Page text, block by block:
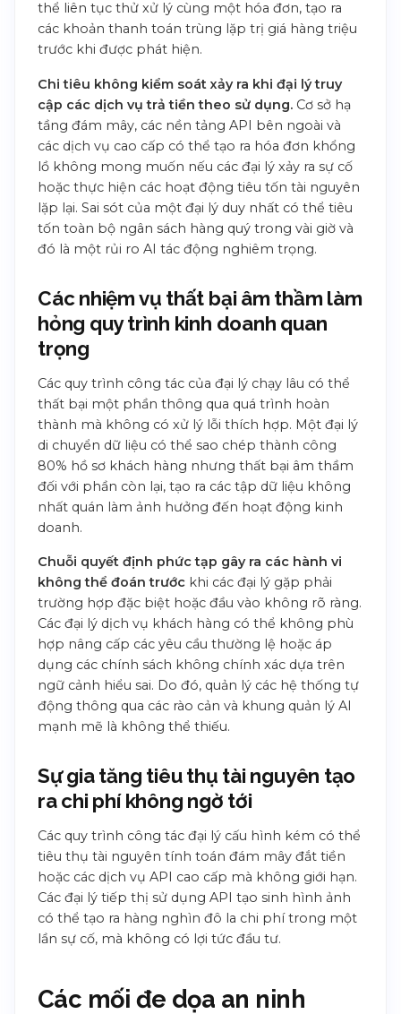
thể liên tục thử xử lý cùng một hóa đơn, tạo ra
các khoản thanh toán trùng lặp trị giá hàng triệu
trước khi được phát hiện.
Chi tiêu không kiểm soát xảy ra khi đại lý truy
cập các dịch vụ trả tiền theo sử dụng. Cơ sở hạ
tầng đám mây, các nền tảng API bên ngoài và
các dịch vụ cao cấp có thể tạo ra hóa đơn khổng
lồ không mong muốn nếu các đại lý xảy ra sự cố
hoặc thực hiện các hoạt động tiêu tốn tài nguyên
lặp lại. Sai sót của một đại lý duy nhất có thể tiêu
tốn toàn bộ ngân sách hàng quý trong vài giờ và
đó là một rủi ro AI tác động nghiêm trọng.
Các nhiệm vụ thất bại âm thầm làm
hỏng quy trình kinh doanh quan
trọng
Các quy trình công tác của đại lý chạy lâu có thể
thất bại một phần thông qua quá trình hoàn
thành mà không có xử lý lỗi thích hợp. Một đại lý
di chuyển dữ liệu có thể sao chép thành công
80% hồ sơ khách hàng nhưng thất bại âm thầm
đối với phần còn lại, tạo ra các tập dữ liệu không
nhất quán làm ảnh hưởng đến hoạt động kinh
doanh.
Chuỗi quyết định phức tạp gây ra các hành vi
không thể đoán trước khi các đại lý gặp phải
trường hợp đặc biệt hoặc đầu vào không rõ ràng.
Các đại lý dịch vụ khách hàng có thể không phù
hợp nâng cấp các yêu cầu thường lệ hoặc áp
dụng các chính sách không chính xác dựa trên
ngữ cảnh hiểu sai. Do đó, quản lý các hệ thống tự
động thông qua các rào cản và khung quản lý AI
mạnh mẽ là không thể thiếu.
Sự gia tăng tiêu thụ tài nguyên tạo
ra chi phí không ngờ tới
Các quy trình công tác đại lý cấu hình kém có thể
tiêu thụ tài nguyên tính toán đám mây đắt tiền
hoặc các dịch vụ API cao cấp mà không giới hạn.
Các đại lý tiếp thị sử dụng API tạo sinh hình ảnh
có thể tạo ra hàng nghìn đô la chi phí trong một
lần sự cố, mà không có lợi tức đầu tư.
Các mối đe dọa an ninh